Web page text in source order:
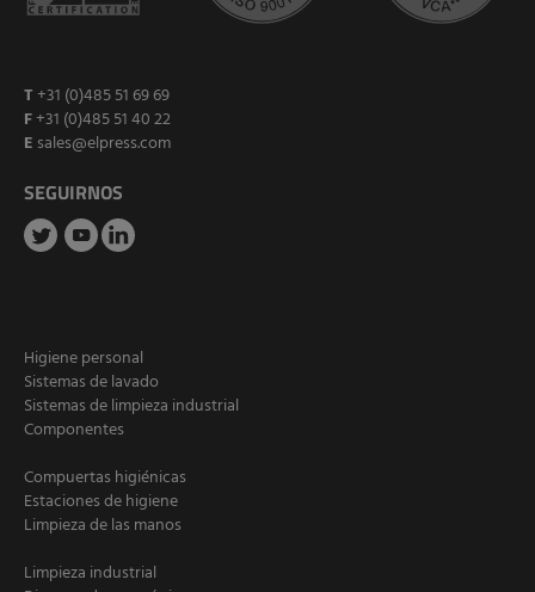
T +31 (0)485 51 69 69
F+31 (0)485 51 40 22
E sales@elpress.com
SEGUIRNOS
Higiene personal
Sistemas de lavado
Sistemas de limpieza industrial
Componentes
Compuertas higiénicas
Estaciones de higiene
Limpieza de las manos
Limpieza industrial